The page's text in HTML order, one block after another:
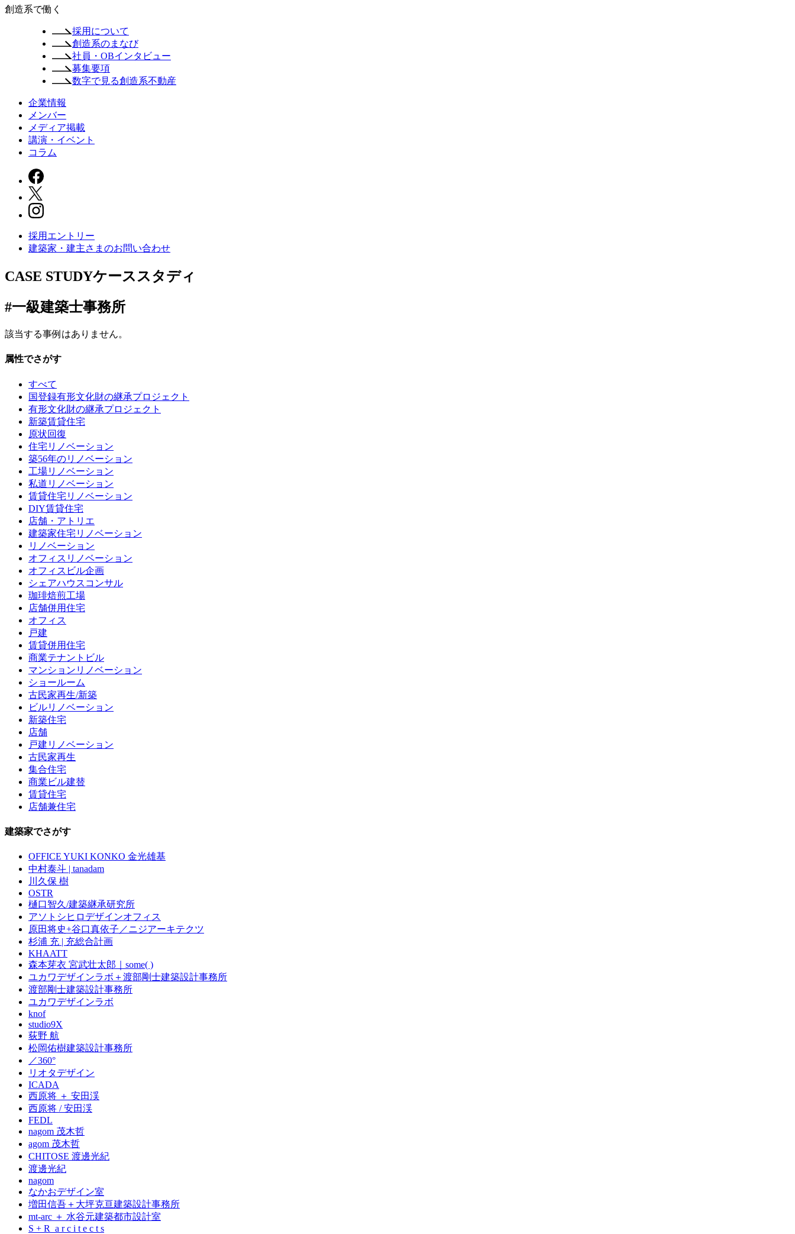
創造系で働く
採用について
創造系のまなび
社員・OBインタビュー
募集要項
数字で見る創造系不動産
企業情報
メンバー
メディア掲載
講演・イベント
コラム
採用エントリー
建築家・建主さまのお問い合わせ
CASE STUDYケーススタディ
#一級建築士事務所
該当する事例はありません。
属性でさがす
すべて
国登録有形文化財の継承プロジェクト
有形文化財の継承プロジェクト
新築賃貸住宅
原状回復
住宅リノベーション
築56年のリノベーション
工場リノベーション
私道リノベーション
賃貸住宅リノベーション
DIY賃貸住宅
店舗・アトリエ
建築家住宅リノベーション
リノベーション
オフィスリノベーション
オフィスビル企画
シェアハウスコンサル
珈琲焙煎工場
店舗併用住宅
オフィス
戸建
賃貸併用住宅
商業テナントビル
マンションリノベーション
ショールーム
古民家再生/新築
ビルリノベーション
新築住宅
店舗
戸建リノベーション
古民家再生
集合住宅
商業ビル建替
賃貸住宅
店舗兼住宅
建築家でさがす
OFFICE YUKI KONKO 金光雄基
中村泰斗 | tanadam
川久保 樹
OSTR
樋口智久/建築継承研究所
アソトシヒロデザインオフィス
原田将史+谷口真依子／ニジアーキテクツ
杉浦 充 | 充総合計画
KHAATT
森本芽衣 宮武壮太郎｜some( )
ユカワデザインラボ＋渡部剛士建築設計事務所
渡部剛士建築設計事務所
ユカワデザインラボ
knof
studio9X
荻野 航
松岡佑樹建築設計事務所
／360°
リオタデザイン
ICADA
西原将 ＋ 安田渓
西原将 / 安田渓
FEDL
nagom 茂木哲
agom 茂木哲
CHITOSE 渡邊光紀
渡邊光紀
nagom
なかおデザイン室
増田信吾＋大坪克亘建築設計事務所
mt-arc ＋ 水谷元建築都市設計室
S + R a r c i t e c t s